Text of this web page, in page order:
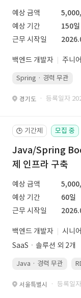
예상 금액
예상 기간
150일
근무 시작일
백엔드 개발자 주니어
Spring · 경력 무관
경기도 · 등록일자
🕒 기간제 모집 중
Java/Spring
제 인프라 구축
예상 금액
예상 기간
60일
근무 시작일
백엔드 개발자
시니어
SaaSㆍ솔루션 외 2개
Java · 경력 무관
서울특별시 · 등록일